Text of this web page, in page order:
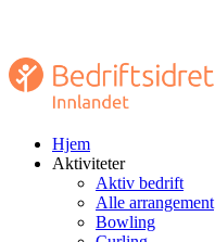
Hjem
Aktiviteter
Aktiv bedrift
Alle arrangement
Bowling